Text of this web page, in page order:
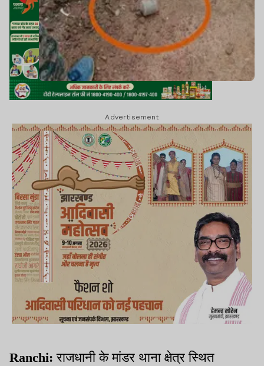
Advertisement
Ranchi: राजधानी के मांडर थाना क्षेत्र स्थित